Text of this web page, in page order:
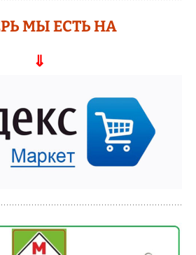
МЫ ЕСТЬ НА
⇓